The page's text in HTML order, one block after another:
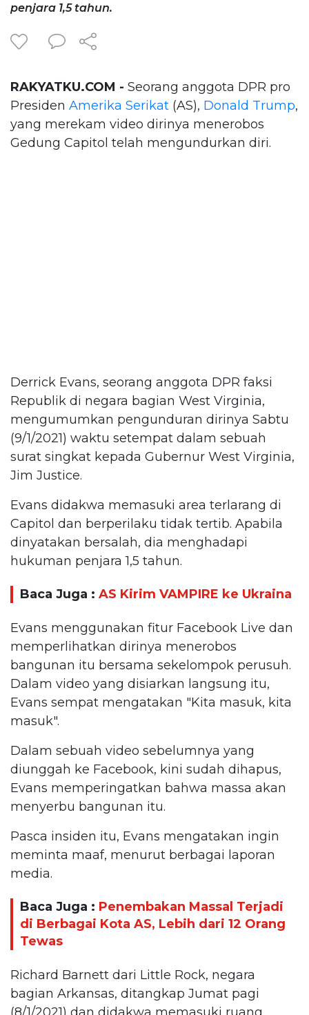
penjara 1,5 tahun.
RAKYATKU.COM - Seorang anggota DPR pro
Presiden Amerika Serikat (AS), Donald Trump,
yang merekam video dirinya menerobos
Gedung Capitol telah mengundurkan diri.
Derrick Evans, seorang anggota DPR faksi
Republik di negara bagian West Virginia,
mengumumkan pengunduran dirinya Sabtu
(9/1/2021) waktu setempat dalam sebuah
surat singkat kepada Gubernur West Virginia,
Jim Justice.
Evans didakwa memasuki area terlarang di
Capitol dan berperilaku tidak tertib. Apabila
dinyatakan bersalah, dia menghadapi
hukuman penjara 1,5 tahun.
Baca Juga : AS Kirim VAMPIRE ke Ukraina
Evans menggunakan fitur Facebook Live dan
memperlihatkan dirinya menerobos
bangunan itu bersama sekelompok perusuh.
Dalam video yang disiarkan langsung itu,
Evans sempat mengatakan "Kita masuk, kita
masuk".
Dalam sebuah video sebelumnya yang
diunggah ke Facebook, kini sudah dihapus,
Evans memperingatkan bahwa massa akan
menyerbu bangunan itu.
Pasca insiden itu, Evans mengatakan ingin
meminta maaf, menurut berbagai laporan
media.
Baca Juga : Penembakan Massal Terjadi
di Berbagai Kota AS, Lebih dari 12 Orang
Tewas
Richard Barnett dari Little Rock, negara
bagian Arkansas, ditangkap Jumat pagi